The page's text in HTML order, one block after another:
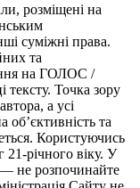
розміщені на
суміжні права.
та
на ГОЛОС /
тексту. Точка зору
а усі
об’єктивність та
Користуючись
21-річного віку. У
— не розпочинайте